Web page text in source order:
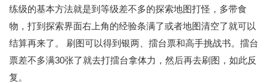
练级的基本方法就是到等级差不多的探索地图打怪，多带食
物，打到探索界面右上角的经验条满了或者地图清空了就可以
结算再来了。 刷图可以得到银两、擂台票和高手挑战书。擂台
票差不多满30张了就去打擂台拿体力，然后再去刷图，如此反
复。